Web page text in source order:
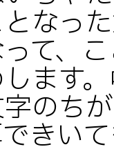
なっ
て、
ます
のち
きい